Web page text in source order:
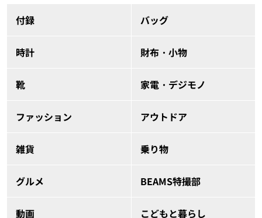
付録 バッグ
時計 財布・小物
靴 家電・デジモノ
ファッション アウトドア
雑貨 乗り物
グルメ BEAMS特撮部
動画 こどもと暮らし